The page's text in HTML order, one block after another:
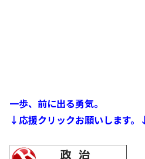
一歩、前に出る勇気。
↓応援クリックお願いします。